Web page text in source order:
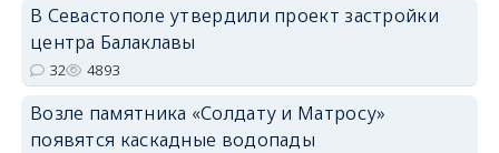
В Севастополе утвердили проект застройки
центра Балаклавы
32 4893
Возле памятника «Солдату и Матросу»
появятся каскадные водопады